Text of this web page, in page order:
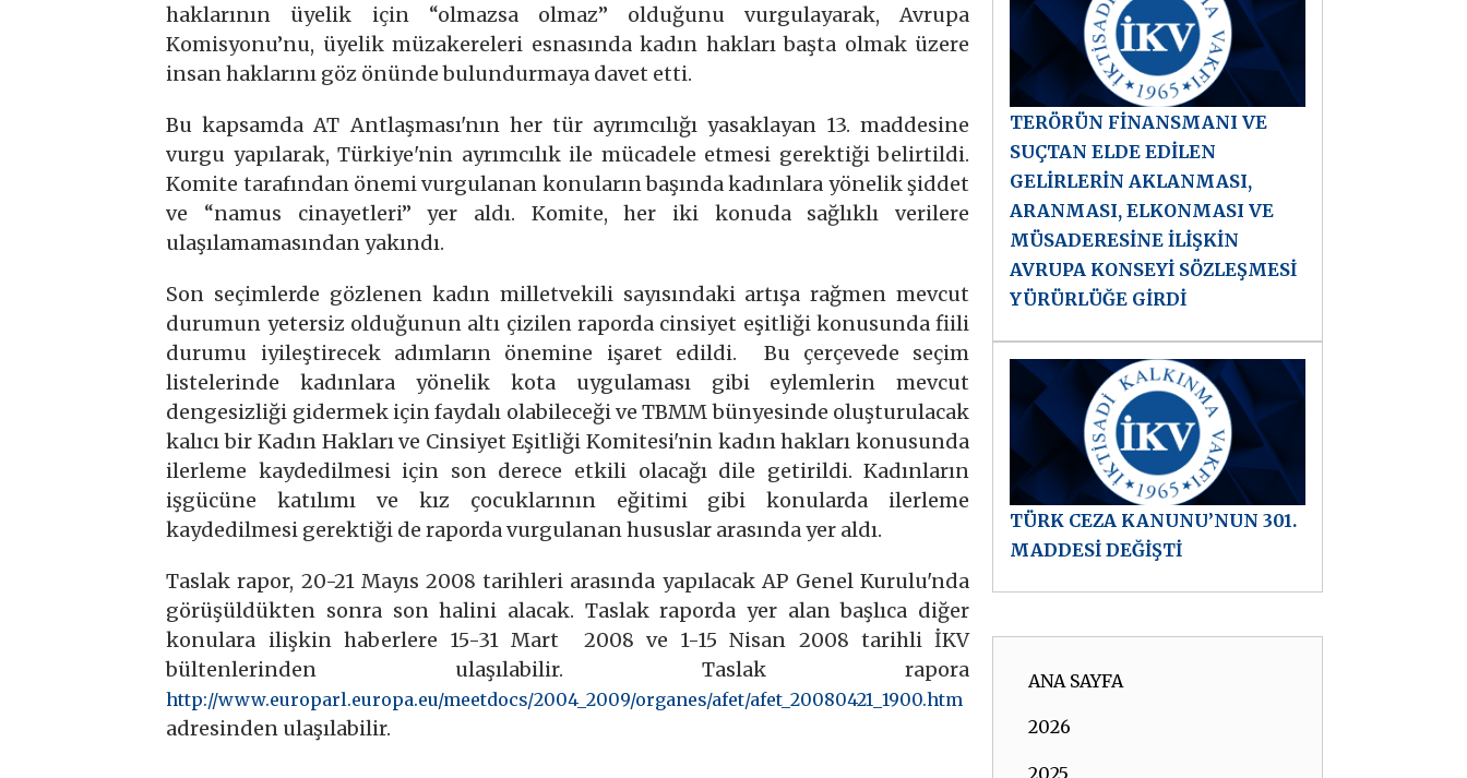
haklarının üyelik için “olmazsa olmaz” olduğunu vurgulayarak, Avrupa
Komisyonu’nu, üyelik müzakereleri esnasında kadın hakları başta olmak üzere
insan haklarını göz önünde bulundurmaya davet etti.
Bu kapsamda AT Antlaşması'nın her tür ayrımcılığı yasaklayan 13. maddesine
vurgu yapılarak, Türkiye'nin ayrımcılık ile mücadele etmesi gerektiği belirtildi.
Komite tarafından önemi vurgulanan konuların başında kadınlara yönelik şiddet
ve “namus cinayetleri” yer aldı. Komite, her iki konuda sağlıklı verilere
ulaşılamamasından yakındı.
Son seçimlerde gözlenen kadın milletvekili sayısındaki artışa rağmen mevcut
durumun yetersiz olduğunun altı çizilen raporda cinsiyet eşitliği konusunda fiili
durumu iyileştirecek adımların önemine işaret edildi. Bu çerçevede seçim
listelerinde kadınlara yönelik kota uygulaması gibi eylemlerin mevcut
dengesizliği gidermek için faydalı olabileceği ve TBMM bünyesinde oluşturulacak
kalıcı bir Kadın Hakları ve Cinsiyet Eşitliği Komitesi'nin kadın hakları konusunda
ilerleme kaydedilmesi için son derece etkili olacağı dile getirildi. Kadınların
işgücüne katılımı ve kız çocuklarının eğitimi gibi konularda ilerleme
kaydedilmesi gerektiği de raporda vurgulanan hususlar arasında yer aldı.
Taslak rapor, 20-21 Mayıs 2008 tarihleri arasında yapılacak AP Genel Kurulu'nda
görüşüldükten sonra son halini alacak. Taslak raporda yer alan başlıca diğer
konulara ilişkin haberlere 15-31 Mart 2008 ve 1-15 Nisan 2008 tarihli İKV
bültenlerinden ulaşılabilir. Taslak rapora
http://www.europarl.europa.eu/meetdocs/2004_2009/organes/afet/afet_20080421_1900.htm
adresinden ulaşılabilir.
TERÖRÜN FİNANSMANI VE
SUÇTAN ELDE EDİLEN
GELİRLERİN AKLANMASI,
ARANMASI, ELKONMASI VE
MÜSADERESİNE İLİŞKİN
AVRUPA KONSEYİ SÖZLEŞMESİ
YÜRÜRLÜĞE GİRDİ
TÜRK CEZA KANUNU’NUN 301.
MADDESİ DEĞİŞTİ
ANA SAYFA
2026